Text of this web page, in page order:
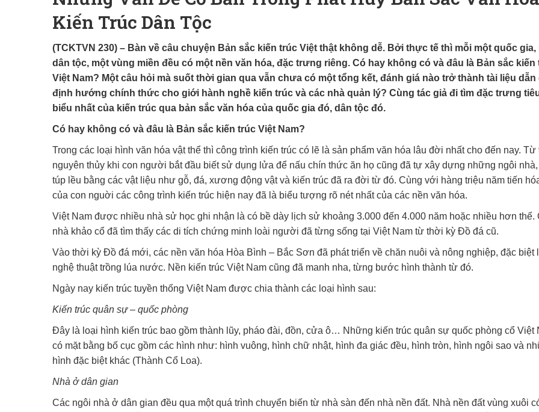
Kiến Trúc Dân Tộc
(TCKTVN 230) – Bàn về câu chuyện Bản sắc kiến trúc Việt thật không dễ. Bởi thực tế thì mỗi một quốc gia,
dân tộc, một vùng miền đều có một nền văn hóa, đặc trưng riêng. Có hay không có và đâu là Bản sắc kiến
Việt Nam? Một câu hỏi mà suốt thời gian qua vẫn chưa có một tổng kết, đánh giá nào trở thành tài liệu dẫn
định hướng chính thức cho giới hành nghề kiến trúc và các nhà quản lý? Cùng tác giả đi tìm đặc trưng
biểu nhất của kiến trúc qua bản sắc văn hóa của quốc gia đó, dân tộc đó.
Có hay không có và đâu là Bản sắc kiến trúc Việt Nam?
Trong các loại hình văn hóa vật thể thì công trình kiến trúc có lẽ là sản phẩm văn hóa lâu đời nhất cho đến nay. Từ
nguyên thủy khi con người bắt đầu biết sử dụng lửa để nấu chín thức ăn họ cũng đã tự xây dựng những ngôi
túp lều bằng các vật liệu như gỗ, đá, xương động vật và kiến trúc đã ra đời từ đó. Cùng với hàng triệu năm tiến
của con nguời các công trình kiến trúc hiện nay đã là biểu tượng rõ nét nhất của các nền văn hóa.
Việt Nam được nhiều nhà sử học ghi nhận là có bề dày lịch sử khoảng 3.000 đến 4.000 năm hoặc nhiều hơn thế.
nhà khảo cổ đã tìm thấy các di tích chứng minh loài người đã từng sống tại Việt Nam từ thời kỳ Đồ đá cũ.
Vào thời kỳ Đồ đá mới, các nền văn hóa Hòa Bình – Bắc Sơn đã phát triển về chăn nuôi và nông nghiệp, đặc biệt
nghệ thuật trồng lúa nước. Nền kiến trúc Việt Nam cũng đã manh nha, từng bước hình thành từ đó.
Ngày nay kiến trúc tuyền thống Việt Nam được chia thành các loại hình sau:
Kiến trúc quân sự – quốc phòng
Đây là loại hình kiến trúc bao gồm thành lũy, pháo đài, đồn, cửa ô… Những kiến trúc quân sự quốc phòng cổ Việt
có mặt bằng bố cục gồm các hình như: hình vuông, hình chữ nhật, hình đa giác đều, hình tròn, hình ngôi sao và
hình đặc biệt khác (Thành Cổ Loa).
Nhà ở dân gian
Các ngôi nhà ở dân gian đều qua một quá trình chuyển biến từ nhà sàn đến nhà nền đất. Nhà nền đất vùng xuôi